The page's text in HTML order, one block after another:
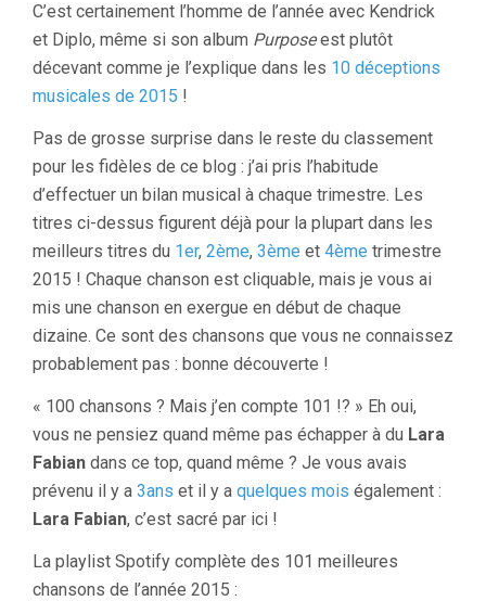
C’est certainement l’homme de l’année avec Kendrick
et Diplo, même si son album Purposeest plutôt
décevant comme je l’explique dans les 10 déceptions
musicales de 2015 !
Pas de grosse surprise dans le reste du classement
pour les fidèles de ce blog : j’ai pris l’habitude
d’effectuer un bilan musical à chaque trimestre. Les
titres ci-dessus figurent déjà pour la plupart dans les
meilleurs titres du 1er, 2ème, 3ème et 4ème trimestre
2015 ! Chaque chanson est cliquable, mais je vous ai
mis une chanson en exergue en début de chaque
dizaine. Ce sont des chansons que vous ne connaissez
probablement pas : bonne découverte !
« 100 chansons ? Mais j’en compte 101 !? » Eh oui,
vous ne pensiez quand même pas échapper à du Lara
Fabian dans ce top, quand même ? Je vous avais
prévenu il y a 3ans et il y a quelques mois également :
Lara Fabian, c’est sacré par ici !
La playlist Spotify complète des 101 meilleures
chansons de l’année 2015 :